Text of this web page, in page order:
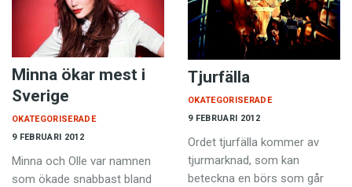
Minna ökar mest i
Sverige
9 FEBRUARI 2012
OKATEGORISERADE
Minna och Olle var namnen
som ökade snabbast bland
Tjurfälla
9 FEBRUARI 2012
OKATEGORISERADE
Ordet tjurfälla kommer av
tjurmarknad, som kan
beteckna en börs som går